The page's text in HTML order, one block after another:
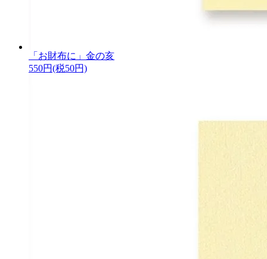
「お財布に」金の亥
550円(税50円)